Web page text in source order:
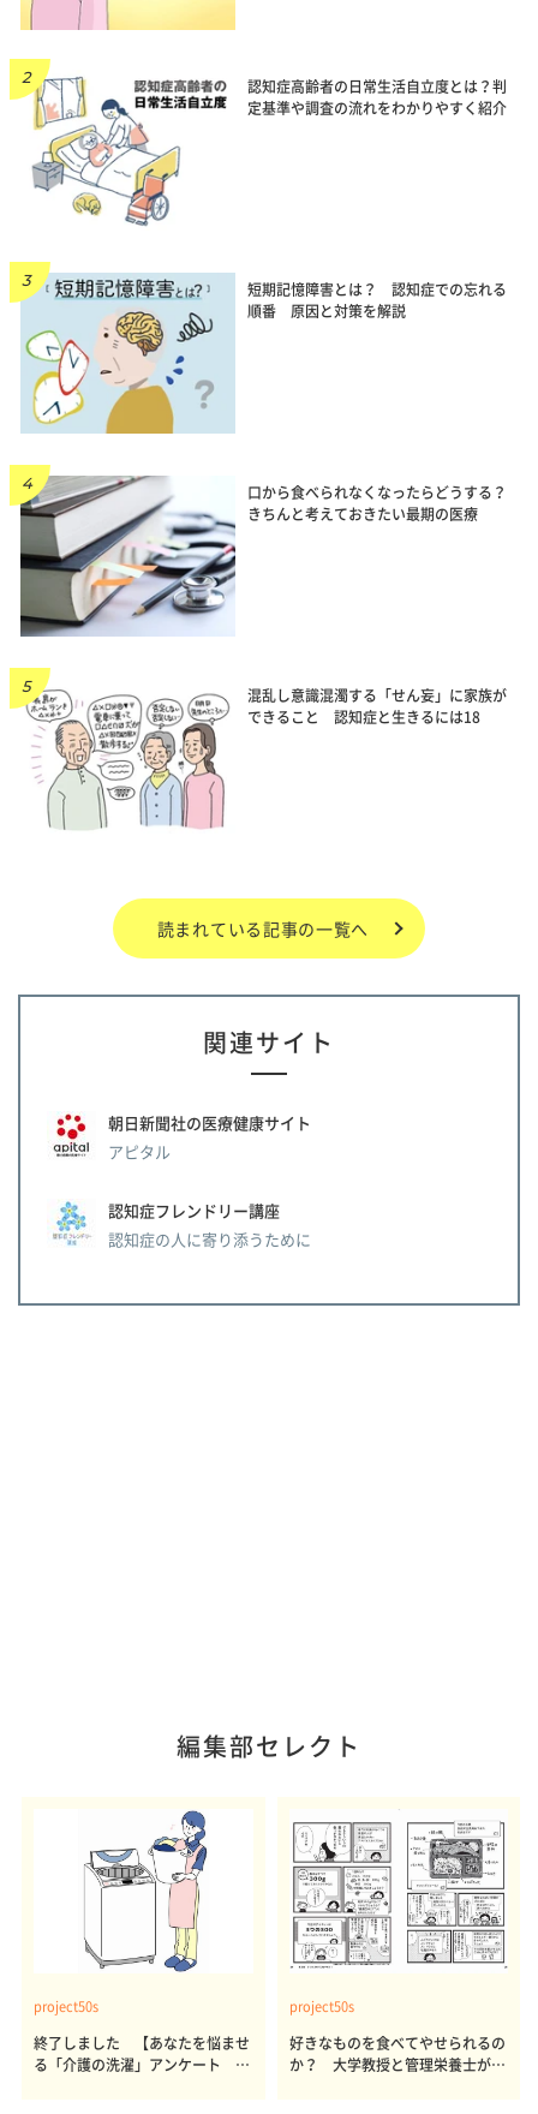
認知症高齢者の日常生活自立度とは？判
定基準や調査の流れをわかりやすく紹介
短期記憶障害とは？ 認知症での忘れる
順番 原因と対策を解説
口から食べられなくなったらどうする？
きちんと考えておきたい最期の医療
混乱し意識混濁する「せん妄」に家族が
できること 認知症と生きるには18
読まれている記事の一覧へ
関連サイト
朝日新聞社の医療健康サイト
アピタル
認知症フレンドリー講座
認知症の人に寄り添うために
編集部セレクト
project50s
終了しました 【あなたを悩ませ
る「介護の洗濯」アンケート 体
project50s
好きなものを食べてやせられるの
か？ 大学教授と管理栄養士が出